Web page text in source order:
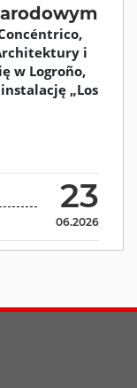
i
w Logroño,
„Los
23
06.2026